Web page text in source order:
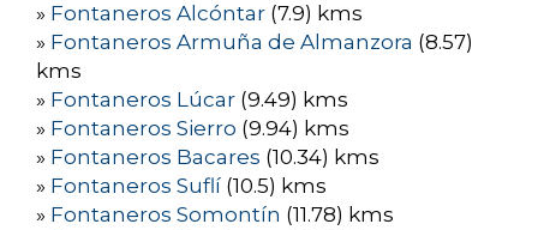
» Fontaneros Alcóntar (7.9) kms
» Fontaneros Armuña de Almanzora (8.57)
kms
» Fontaneros Lúcar (9.49) kms
» Fontaneros Sierro (9.94) kms
» Fontaneros Bacares (10.34) kms
» Fontaneros Suflí (10.5) kms
» Fontaneros Somontín (11.78) kms